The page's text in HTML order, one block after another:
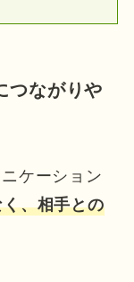
つながりや
ケーション
、相手との